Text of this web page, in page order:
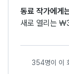
동료 작가에게
새로 열리는
354명이 이